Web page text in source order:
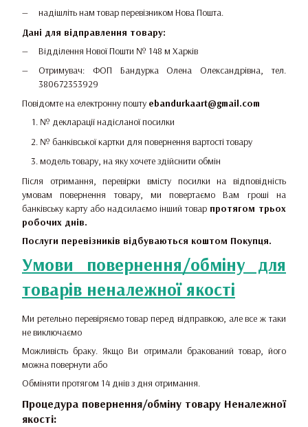
надішліть нам товар перевізником Нова Пошта.
Дані для відправлення товару:
Відділення Нової Пошти № 148 м Харків
Отримувач: ФОП Бандурка Олена Олександрівна, тел.
380672353929
Повідомте на електронну пошту ebandurkaart@gmail.com
№ декларації надісланої посилки
№ банківської картки для повернення вартості товару
модель товару, на яку хочете здійснити обмін
Після отримання, перевірки вмісту посилки на відповідність
умовам повернення товару, ми повертаємо Вам гроші на
банківську карту або надсилаємо інший товар протягом трьох
робочих днів.
Послуги перевізників відбуваються коштом Покупця.
Умови повернення/обміну для
товарів неналежної якості
Ми ретельно перевіряємо товар перед відправкою, але все ж таки
не виключаємо
Можливість браку. Якщо Ви отримали бракований товар, його
можна повернути або
Обміняти протягом 14 днів з дня отримання.
Процедура повернення/обміну товару Неналежної
якості: